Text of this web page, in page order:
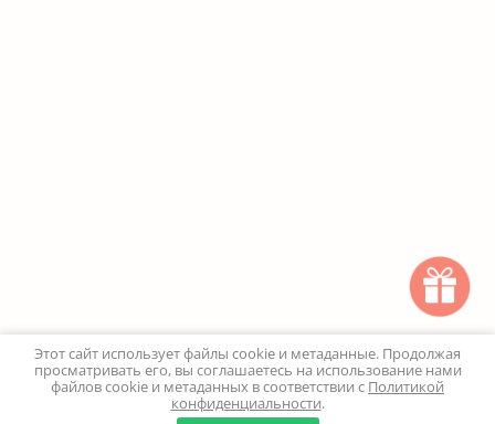
0
Этот сайт использует файлы cookie и метаданные. Продолжая
просматривать его, вы соглашаетесь на использование нами
файлов cookie и метаданных в соответствии с Политикой
конфиденциальности.